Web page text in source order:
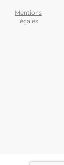
Mentions
légales